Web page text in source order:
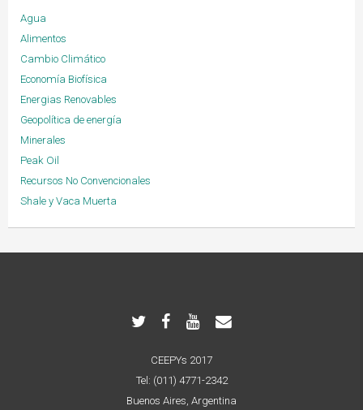
Agua
Alimentos
Cambio Climático
Economía Biofísica
Energias Renovables
Geopolítica de energía
Minerales
Peak Oil
Recursos No Convencionales
Shale y Vaca Muerta
CEEPYs 2017
Tel: (011) 4771-2342
Buenos Aires, Argentina